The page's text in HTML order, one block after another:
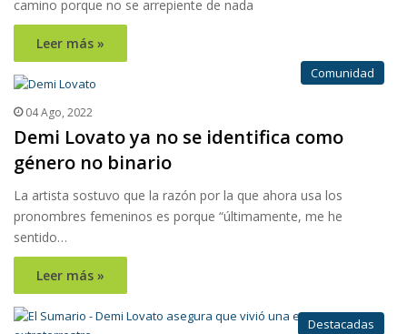
camino porque no se arrepiente de nada
Leer más »
Comunidad
04 Ago, 2022
Demi Lovato ya no se identifica como
género no binario
La artista sostuvo que la razón por la que ahora usa los
pronombres femeninos es porque “últimamente, me he
sentido…
Leer más »
Destacadas